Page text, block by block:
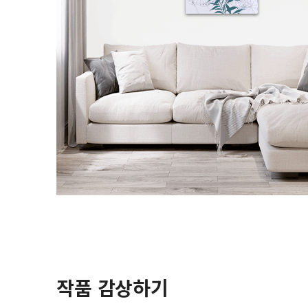
작품 감상하기